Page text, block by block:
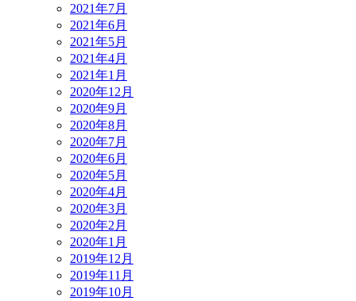
2021年7月
2021年6月
2021年5月
2021年4月
2021年1月
2020年12月
2020年9月
2020年8月
2020年7月
2020年6月
2020年5月
2020年4月
2020年3月
2020年2月
2020年1月
2019年12月
2019年11月
2019年10月